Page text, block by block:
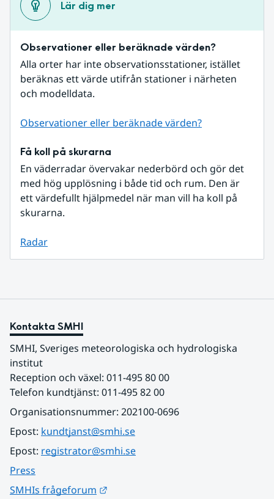
Lär dig mer
Observationer eller beräknade värden?
Alla orter har inte observationsstationer, istället
beräknas ett värde utifrån stationer i närheten
och modelldata.
Observationer eller beräknade värden?
Få koll på skurarna
En väderradar övervakar nederbörd och gör det
med hög upplösning i både tid och rum. Den är
ett värdefullt hjälpmedel när man vill ha koll på
skurarna.
Radar
Kontakta SMHI
SMHI, Sveriges meteorologiska och hydrologiska
institut
Reception och växel: 011-495 80 00
Telefon kundtjänst: 011-495 82 00
Organisationsnummer: 202100-0696
Epost: kundtjanst@smhi.se
Epost: registrator@smhi.se
Press
SMHIs frågeforum